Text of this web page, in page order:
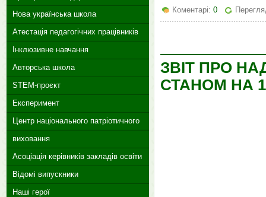
Коментарі: 0
ЗВІТ ПРО
СТАНОМ НА
Нова українська школа
Атестація педагогічних працівників
Інклюзивне навчання
Авторська школа
STEM-проєкт
Експеримент
Центр національного патріотичного
виховання
Асоціація керівників закладів освіти
Відомі випускники
Наші герої